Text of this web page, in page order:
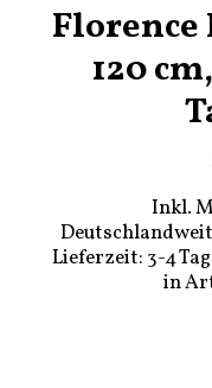
120
Inkl.
Lieferzeit: 3-4
in